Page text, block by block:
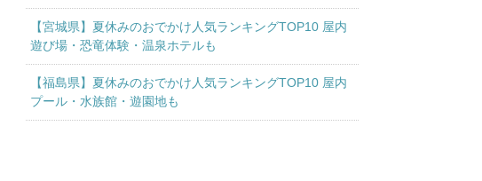
【宮城県】夏休みのおでかけ人気ランキングTOP10 屋内
遊び場・恐竜体験・温泉ホテルも
【福島県】夏休みのおでかけ人気ランキングTOP10 屋内
プール・水族館・遊園地も